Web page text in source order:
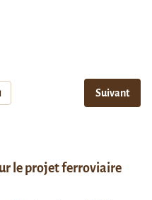
Suivant
le projet ferroviaire